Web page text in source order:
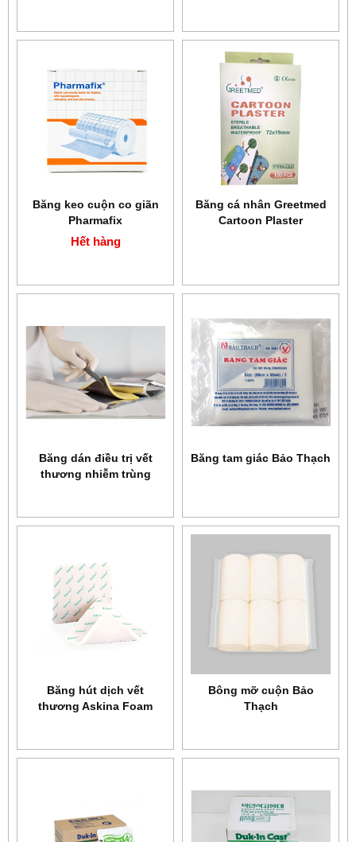
Băng keo cuộn co giãn
Pharmafix
Hết hàng
Băng cá nhân Greetmed
Cartoon Plaster
Băng dán điều trị vết
thương nhiễm trùng
Băng tam giác Bảo Thạch
Băng hút dịch vết
thương Askina Foam
Bông mỡ cuộn Bảo
Thạch